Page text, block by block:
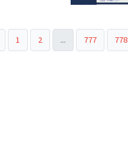
1 2 ... 777 778